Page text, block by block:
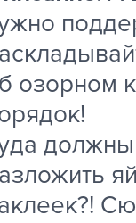
озорном
должны